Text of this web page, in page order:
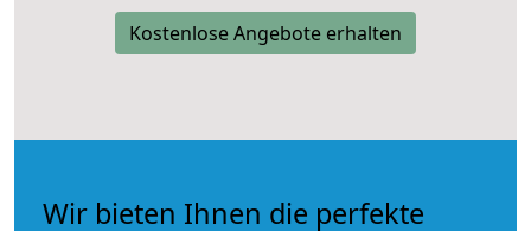
Kostenlose Angebote erhalten
Wir bieten Ihnen die perfekte